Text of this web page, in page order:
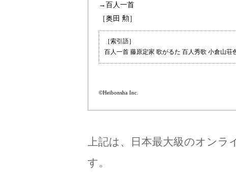
→百人一首
［奥田 勲］
［索引語］
百人一首 藤原定家 歌がるた 百人秀歌 小倉山荘
©Heibonsha Inc.
上記は、日本最大級のオン
す。